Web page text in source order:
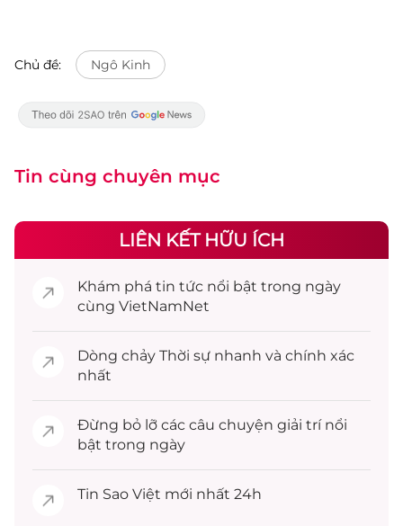
Chủ đề: Ngô Kinh
Tin cùng chuyên mục
LIÊN KẾT HỮU ÍCH
Khám phá tin tức nổi bật trong ngày
cùng VietNamNet
Dòng chảy Thời sự nhanh và chính xác
nhất
Đừng bỏ lỡ các câu chuyện giải trínổi
bật trong ngày
Tin Sao Việt mới nhất 24h